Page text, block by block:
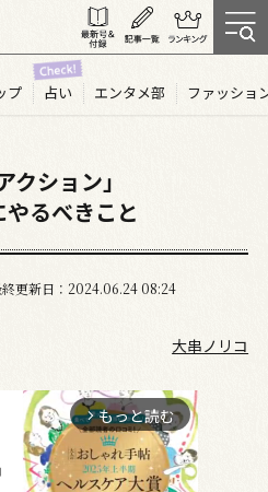
プ 占い エンタメ部 ファッショ
ション」
るべきこと
更新日 2024.06.24 08:24
大串ノリコ
arrow_forward_ios もっと読む